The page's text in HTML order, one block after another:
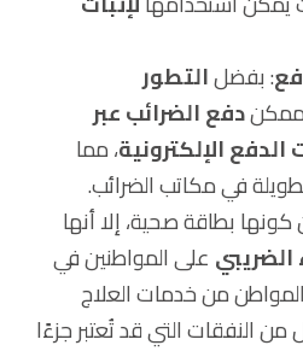
: بفضلالتطور
دفع الضرائب عبر
الإلكترونية، مما
في مكاتب الضرائب.
كونها بطاقة صحية، إلا أنها
على المواطنين في
من خدمات العلاج
من النفقات التي قد تُعتبر جزءًا